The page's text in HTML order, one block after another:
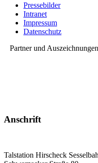
Pressebilder
Intranet
Impressum
Datenschutz
Partner und Auszeichnungen
Anschrift
Talstation Hirscheck